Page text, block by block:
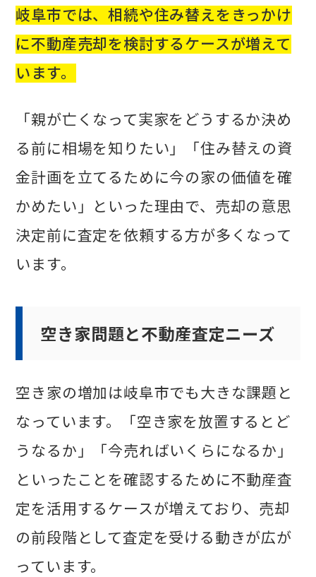
岐阜市では、相続や住み替えをきっかけ
に不動産売却を検討するケースが増えて
います。
「親が亡くなって実家をどうするか決め
る前に相場を知りたい」「住み替えの資
金計画を立てるために今の家の価値を確
かめたい」といった理由で、売却の意思
決定前に査定を依頼する方が多くなって
います。
空き家問題と不動産査定ニーズ
空き家の増加は岐阜市でも大きな課題と
なっています。「空き家を放置するとど
うなるか」「今売ればいくらになるか」
といったことを確認するために不動産査
定を活用するケースが増えており、売却
の前段階として査定を受ける動きが広が
っています。